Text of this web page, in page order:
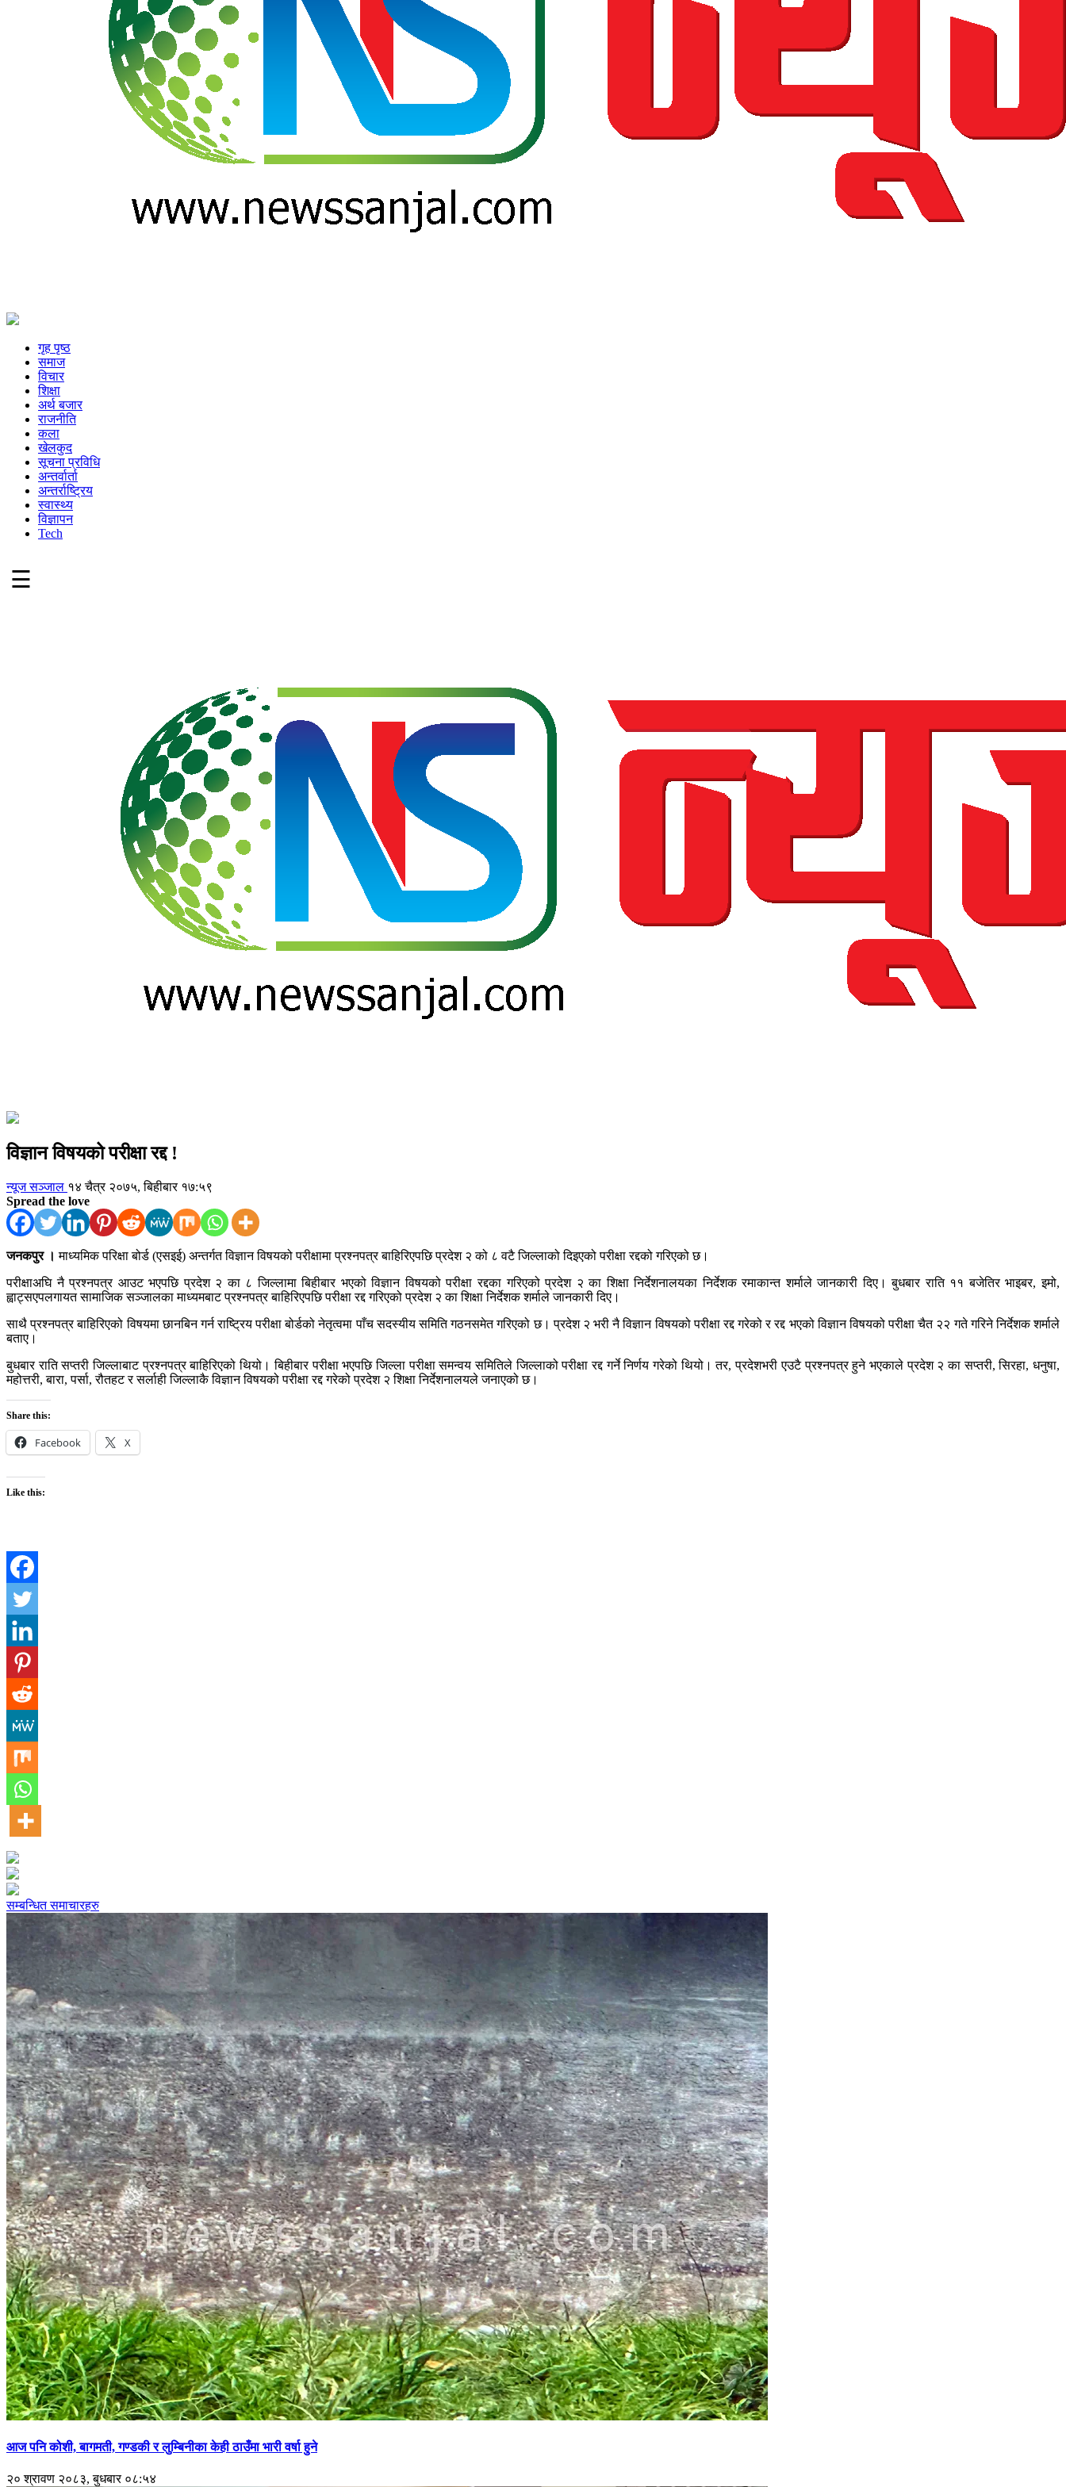
गृह पृष्ठ
समाज
विचार
शिक्षा
अर्थ बजार
राजनीति
कला
खेलकुद
सूचना प्रविधि
अन्तर्वार्ता
अन्तर्राष्ट्रिय
स्वास्थ्य
विज्ञापन
Tech
☰
विज्ञान विषयको परीक्षा रद्द !
न्यूज सञ्जाल १४ चैत्र २०७५, बिहीबार १७:५९
Spread the love
जनकपुर । माध्यमिक परिक्षा बोर्ड (एसइई) अन्तर्गत विज्ञान विषयको परीक्षामा प्रश्नपत्र बाहिरिएपछि प्रदेश २ को ८ वटै जिल्लाको दिइएको परीक्षा रद्दको गरिएको छ।
परीक्षाअघि नै प्रश्नपत्र आउट भएपछि प्रदेश २ का ८ जिल्लामा बिहीबार भएको विज्ञान विषयको परीक्षा रद्दका गरिएको प्रदेश २ का शिक्षा निर्देशनालयका निर्देशक रमाकान्त शर्माले जानकारी दिए। बुधबार राति ११ बजेतिर भाइबर, इमो,
ह्वाट्सएपलगायत सामाजिक सञ्जालका माध्यमबाट प्रश्नपत्र बाहिरिएपछि परीक्षा रद्द गरिएको प्रदेश २ का शिक्षा निर्देशक शर्माले जानकारी दिए।
साथै प्रश्नपत्र बाहिरिएको विषयमा छानबिन गर्न राष्ट्रिय परीक्षा बोर्डको नेतृत्वमा पाँच सदस्यीय समिति गठनसमेत गरिएको छ। प्रदेश २ भरी नै विज्ञान विषयको परीक्षा रद्द गरेको र रद्द भएको विज्ञान विषयको परीक्षा चैत २२ गते गरिने निर्देशक शर्माले
बताए।
बुधबार राति सप्तरी जिल्लाबाट प्रश्नपत्र बाहिरिएको थियो। बिहीबार परीक्षा भएपछि जिल्ला परीक्षा समन्वय समितिले जिल्लाको परीक्षा रद्द गर्ने निर्णय गरेको थियो। तर, प्रदेशभरी एउटै प्रश्नपत्र हुने भएकाले प्रदेश २ का सप्तरी, सिरहा, धनुषा,
महोत्तरी, बारा, पर्सा, रौतहट र सर्लाही जिल्लाकै विज्ञान विषयको परीक्षा रद्द गरेको प्रदेश २ शिक्षा निर्देशनालयले जनाएको छ।
Share this:
Facebook X
Like this:
सम्बन्धित समाचारहरु
आज पनि कोशी, बागमती, गण्डकी र लुम्बिनीका केही ठाउँमा भारी वर्षा हुने
२० श्रावण २०८३, बुधबार ०८:५४